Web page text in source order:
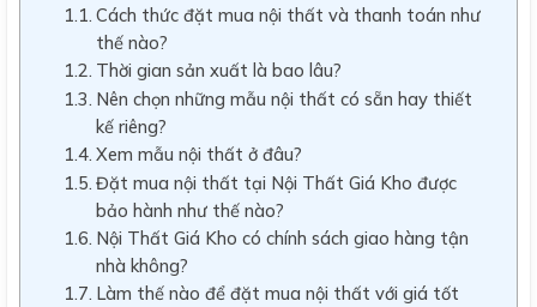
Cách thức đặt mua nội thất và thanh toán như
thế nào?
Thời gian sản xuất là bao lâu?
Nên chọn những mẫu nội thất có sẵn hay thiết
kế riêng?
Xem mẫu nội thất ở đâu?
Đặt mua nội thất tại Nội Thất Giá Kho được
bảo hành như thế nào?
Nội Thất Giá Kho có chính sách giao hàng tận
nhà không?
Làm thế nào để đặt mua nội thất với giá tốt